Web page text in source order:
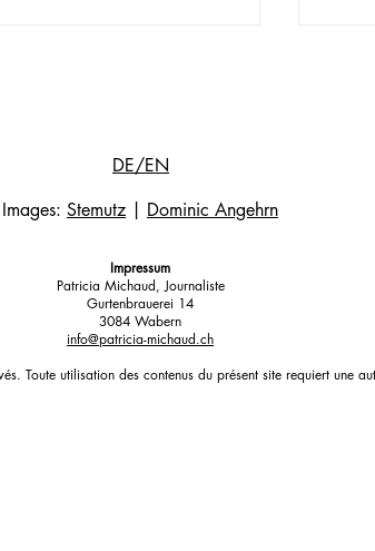
DE GRANDS
(epfl.ch)
DE/EN
Images: Stemutz Dominic Angehrn
Impressum
Patricia Michaud, Journaliste
Gurtenbrauerei 14
3084 Wabern
info@patricia-michaud.ch
Toute utilisation des contenus du présent site requiert une